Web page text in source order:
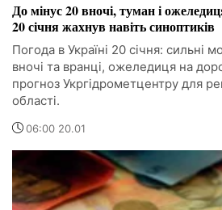
До мінус 20 вночі, туман і
20 січня жахнув навіть синоптиків
Погода в Україні 20 січня: сильні
вночі та вранці, ожеледиця на
прогноз Укргідрометцентру для
області.
06:00 20.01